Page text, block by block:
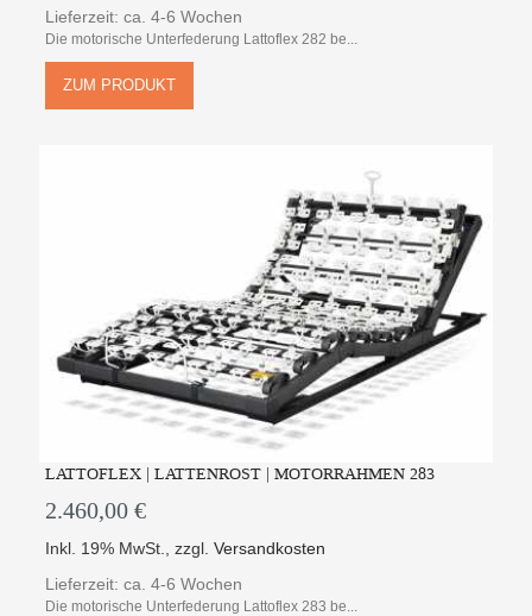
Lieferzeit: ca. 4-6 Wochen
Die motorische Unterfederung Lattoflex 282 be...
ZUM PRODUKT
LATTOFLEX | LATTENROST | MOTORRAHMEN 283
2.460,00 €
Inkl. 19% MwSt. ,zzgl.Versandkosten
Lieferzeit: ca. 4-6 Wochen
Die motorische Unterfederung Lattoflex 283 be...